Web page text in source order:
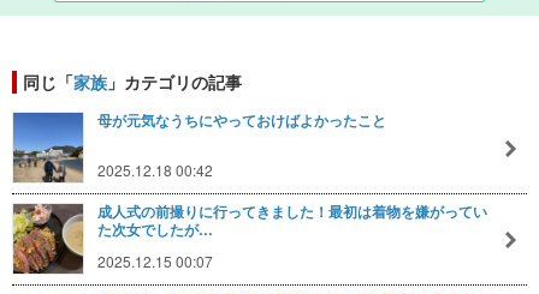
同じ「家族 」カテゴリの記事
母が元気なうちにやっておけばよかったこと
2025.12.18 00:42
成人式の前撮りに行ってきました！最初は着物を嫌がってい
た次女でしたが…
2025.12.15 00:07